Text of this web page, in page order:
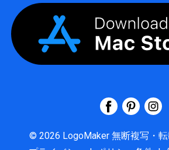
© 2026 LogoMaker 無断複写・転